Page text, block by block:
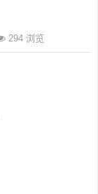
294 浏览